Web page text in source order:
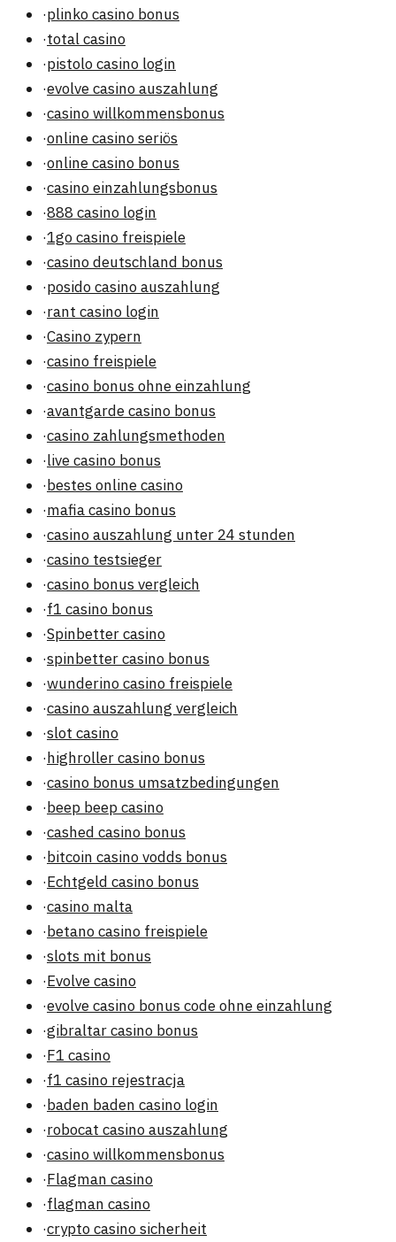
·plinko casino bonus
·total casino
·pistolo casino login
·evolve casino auszahlung
·casino willkommensbonus
·online casino seriös
·online casino bonus
·casino einzahlungsbonus
·888 casino login
·1go casino freispiele
·casino deutschland bonus
·posido casino auszahlung
·rant casino login
·Casino zypern
·casino freispiele
·casino bonus ohne einzahlung
·avantgarde casino bonus
·casino zahlungsmethoden
·live casino bonus
·bestes online casino
·mafia casino bonus
·casino auszahlung unter 24 stunden
·casino testsieger
·casino bonus vergleich
·f1 casino bonus
·Spinbetter casino
·spinbetter casino bonus
·wunderino casino freispiele
·casino auszahlung vergleich
·slot casino
·highroller casino bonus
·casino bonus umsatzbedingungen
·beep beep casino
·cashed casino bonus
·bitcoin casino vodds bonus
·Echtgeld casino bonus
·casino malta
·betano casino freispiele
·slots mit bonus
·Evolve casino
·evolve casino bonus code ohne einzahlung
·gibraltar casino bonus
·F1 casino
·f1 casino rejestracja
·baden baden casino login
·robocat casino auszahlung
·casino willkommensbonus
·Flagman casino
·flagman casino
·crypto casino sicherheit